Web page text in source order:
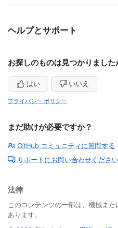
ヘルプとサポート
お探しのものは見つかりました
はい いいえ
プライバシー ポリシー
まだ助けが必要ですか？
GitHub コミュニティに質問する
サポートにお問い合わせください
法律
このコンテンツの一部は、機械ま
あります。